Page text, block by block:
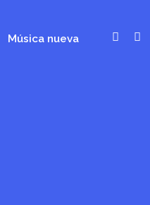
Música nueva